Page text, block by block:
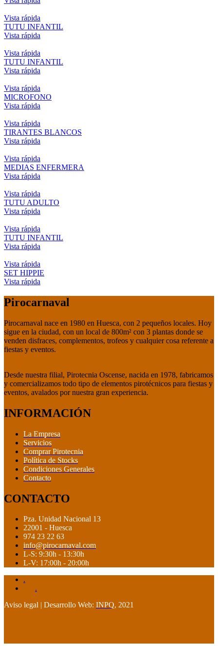
Vista rápida
TUTU INFANTIL
Vista rápida
Vista rápida
TUTU INFANTIL
Vista rápida
Vista rápida
MICROFONO
Vista rápida
Vista rápida
TIRANTES BLANCOS
Vista rápida
Vista rápida
MEDIAS ENFERMERA
Vista rápida
Vista rápida
TUTU ADULTO
Vista rápida
Vista rápida
TUTU INFANTIL
Vista rápida
Vista rápida
SET HIPPIE
Vista rápida
Pirocarnaval
Pirocarnaval nace en 1980 en Huesca, con 2 pequeños locales. Hoy
sigue en la ciudad, con un local de 800m² con 3 plantas donde se
venden disfraces, complementos, trofeos y cualquier cosa referente a
fiestas y eventos.
Desde nuestra filial, Pirotecnia Oscense, nacida en 1978, fabricamos
y comercializamos todo tipo de elementos pirotécnicos para fiestas y
eventos, avalados por nuestra gran experiencia.
INFORMACIÓN
La Empresa
Servicios
Comprar Pirotecnia
Política de Stocks
Condiciones Generales
Contacto
CONTACTO
Pza. Unidad Nacional 13
22001 - Huesca
974 23 22 63
info@pirocarnaval.com
L-S: 9:30h - 13:30h
L-V: 17:00h - 20:00h
.
.
Aviso legal | Desarrollo Web: INPQ, 2021